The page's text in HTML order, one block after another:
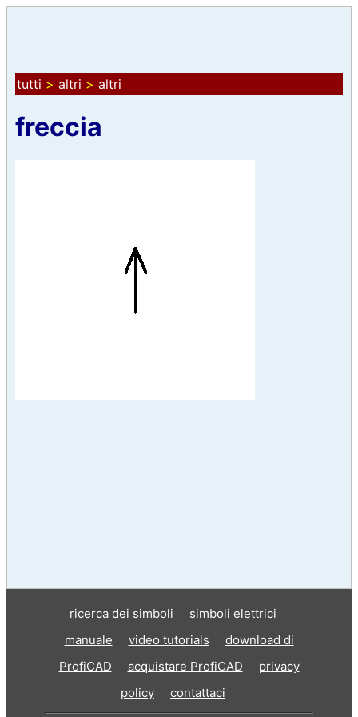
tutti > altri > altri
freccia
ricerca dei simboli
simboli elettrici
manuale
video tutorials
download di
ProfiCAD
acquistare ProfiCAD
privacy
policy
contattaci